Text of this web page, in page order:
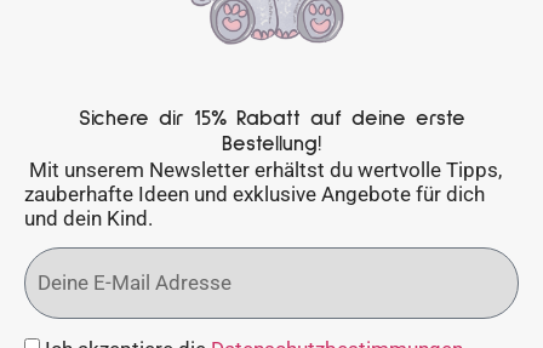
Sichere dir 15% Rabatt auf deine erste
Bestellung!
Mit unserem Newsletter erhältst du wertvolle Tipps,
zauberhafte Ideen und exklusive Angebote für dich
und dein Kind.